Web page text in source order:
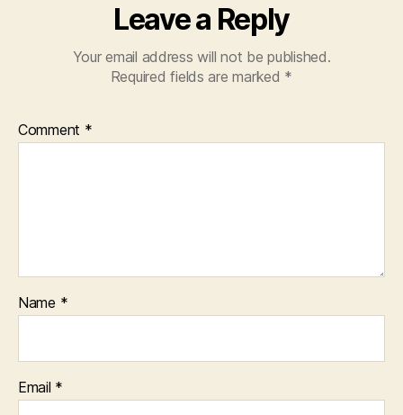
Leave a Reply
Your email address will not be published.
Required fields are marked *
Comment *
Name *
Email *